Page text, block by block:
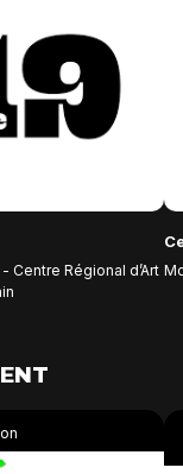
Centre Régional d’Art